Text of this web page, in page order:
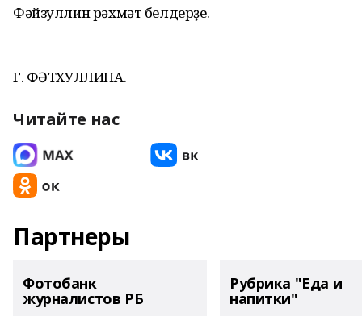
Фәйзуллин рәхмәт белдерҙе.
Г. ФӘТХУЛЛИНА.
Читайте нас
Партнеры
Фотобанк
журналистов РБ
Рубрика "Еда и
напитки"